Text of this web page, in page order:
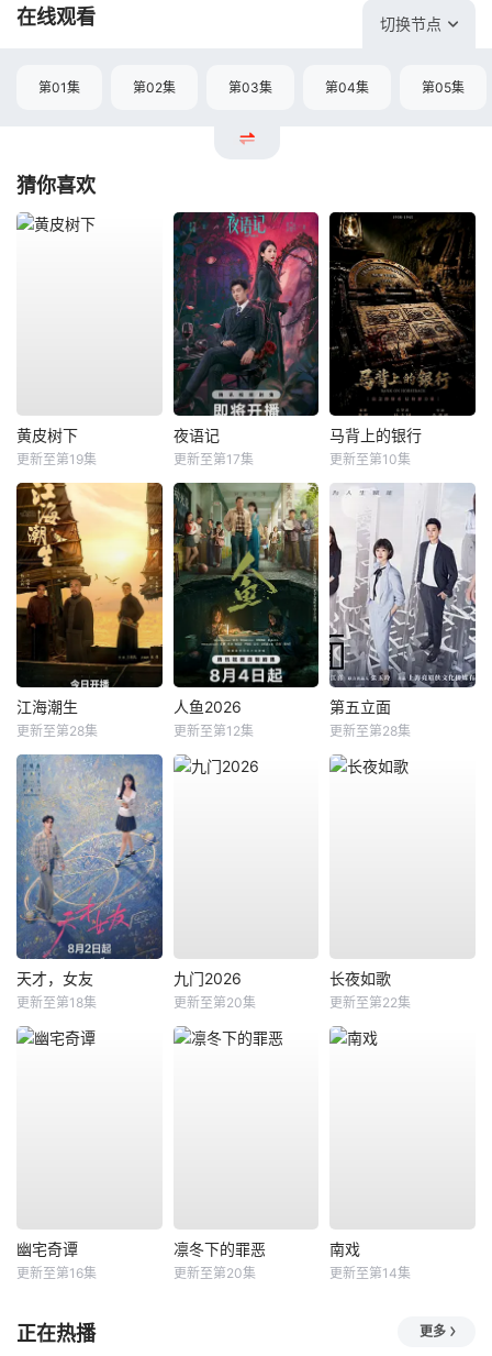
在线观看 切换节点
第01集 第02集 第03集 第04集 第05集
猜你喜欢
黄皮树下
更新至第19集
夜语记
更新至第17集
马背上的银行
更新至第10集
江海潮生
更新至第28集
人鱼2026
更新至第12集
第五立面
更新至第28集
天才，女友
更新至第18集
九门2026
更新至第20集
长夜如歌
更新至第22集
幽宅奇谭
更新至第16集
凛冬下的罪恶
更新至第20集
南戏
更新至第14集
正在热播 更多